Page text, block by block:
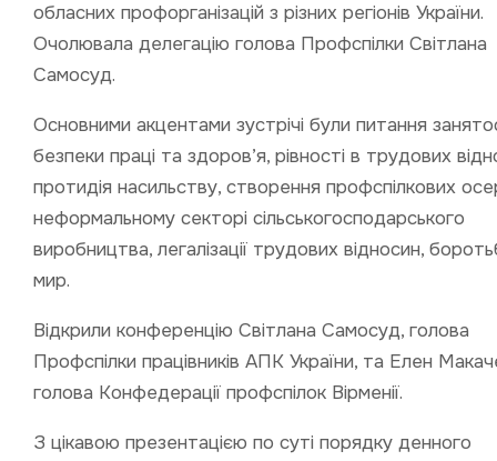
обласних профорганізацій з різних регіонів України.
Очолювала делегацію голова Профспілки Світлана
Самосуд.
Основними акцентами зустрічі були питання
безпеки праці та здоров’я, рівності в трудових
протидія насильству, створення профспілкових
неформальному секторі сільськогосподарського
виробництва, легалізації трудових відносин,
мир.
Відкрили конференцію Світлана Самосуд, голова
Профспілки працівників АПК України, та Елен
голова Конфедерації профспілок Вірменії.
З цікавою презентацією по суті порядку денного